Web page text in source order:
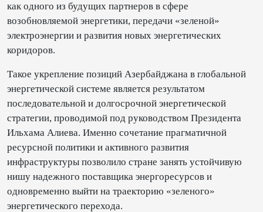
как одного из будущих партнеров в сфере
возобновляемой энергетики, передачи «зеленой»
электроэнергии и развития новых энергетических
коридоров.
Такое укрепление позиций Азербайджана в глобальной
энергетической системе является результатом
последовательной и долгосрочной энергетической
стратегии, проводимой под руководством Президента
Ильхама Алиева. Именно сочетание прагматичной
ресурсной политики и активного развития
инфраструктуры позволило стране занять устойчивую
нишу надежного поставщика энергоресурсов и
одновременно выйти на траекторию «зеленого»
энергетического перехода.